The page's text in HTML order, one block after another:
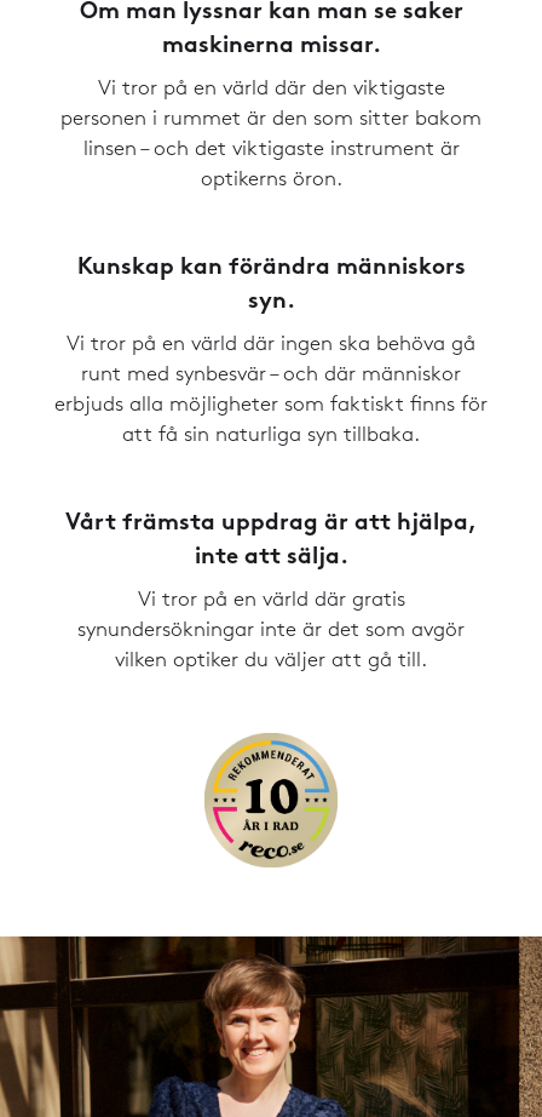
Om man lyssnar kan man se saker
maskinerna missar.
Vi tror på en värld där den viktigaste
personen i rummet är den som sitter bakom
linsen – och det viktigaste instrument är
optikerns öron.
Kunskap kan förändra människors
syn.
Vi tror på en värld där ingen ska behöva gå
runt med synbesvär – och där människor
erbjuds alla möjligheter som faktiskt finns för
att få sin naturliga syn tillbaka.
Vårt främsta uppdrag är att hjälpa,
inte att sälja.
Vi tror på en värld där gratis
synundersökningar inte är det som avgör
vilken optiker du väljer att gå till.